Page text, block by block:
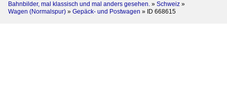
Bahnbilder, mal klassisch und mal anders gesehen. » Schweiz »
Wagen (Normalspur) » Gepäck- und Postwagen » ID 668615